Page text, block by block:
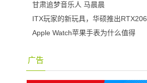
甘肃追梦音乐人 马晨晨
ITX玩家的新玩具，华硕推出RTX206
Apple Watch苹果手表为什么值得
广告